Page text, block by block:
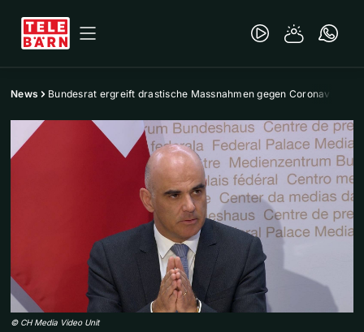
News Bundesrat ergreift drastische Massnahmen gegen Coronavirus
© CH Media Video Unit